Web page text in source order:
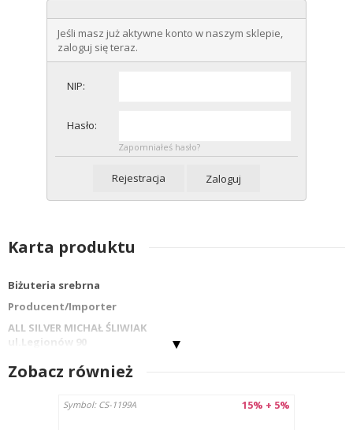
Jeśli masz już aktywne konto w naszym sklepie,
zaloguj się teraz.
NIP:
Hasło:
Zapomniałeś hasło?
Rejestracja Zaloguj
Karta produktu
Biżuteria srebrna
Producent/Importer
ALL SILVER MICHAŁ ŚLIWIAK
ul.Legionów 90
info@allsilver.pl
Kraj : Polska
Zobacz również
15% + 5%
Symbol: CS-1199A